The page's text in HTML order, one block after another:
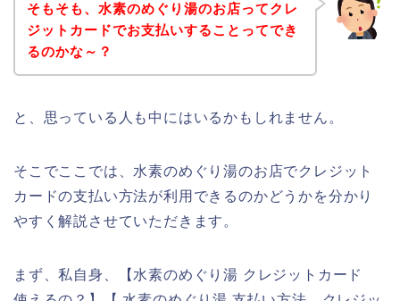
そもそも、水素のめぐり湯のお店ってクレ
ジットカードでお支払いすることってでき
るのかな～？
と、思っている人も中にはいるかもしれません。
そこでここでは、水素のめぐり湯のお店でクレジット
カードの支払い方法が利用できるのかどうかを分かり
やすく解説させていただきます。
まず、私自身、【水素のめぐり湯 クレジットカード